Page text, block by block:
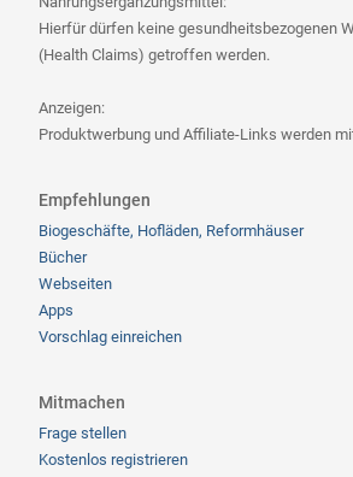
Hierfür dürfen keine gesundheitsbezogenen
(Health Claims) getroffen werden.
Anzeigen:
Produktwerbung und Affiliate-Links werden
Empfehlungen
Biogeschäfte, Hofläden, Reformhäuser
Bücher
Webseiten
Apps
Vorschlag einreichen
Mitmachen
Frage stellen
Kostenlos registrieren